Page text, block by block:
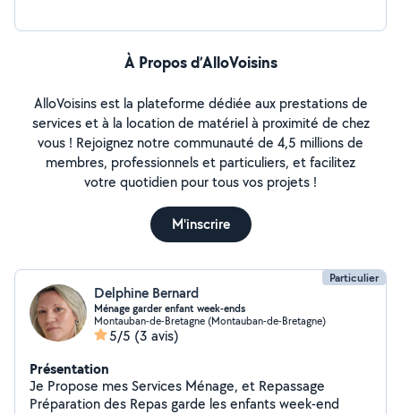
À Propos d’AlloVoisins
AlloVoisins est la plateforme dédiée aux prestations de
services et à la location de matériel à proximité de chez
vous ! Rejoignez notre communauté de 4,5 millions de
membres, professionnels et particuliers, et facilitez
votre quotidien pour tous vos projets !
M'inscrire
Particulier
Delphine Bernard
Ménage garder enfant week-ends
Montauban-de-Bretagne (Montauban-de-Bretagne)
5/5 (3 avis)
Présentation
Je Propose mes Services Ménage, et Repassage
Préparation des Repas garde les enfants week-end